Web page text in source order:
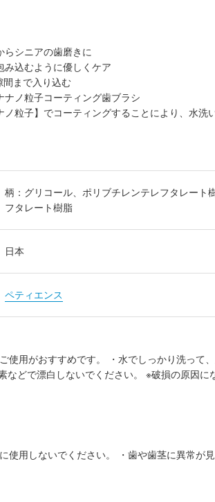
らシニアの歯磨きに
込むように優しくケア
まで入り込む
ノ粒子コーティング歯ブラシ
粒子】でコーティングすることにより、水洗
柄：グリコール、ポリブチレンテレフタレート
フタレート樹脂
日本
ペティエンス
使用がおすすめです。 ・水でしっかり洗って
などで漂白しないでください。 ※破損の原因に
使用しないでください。 ・歯や歯茎に異常が